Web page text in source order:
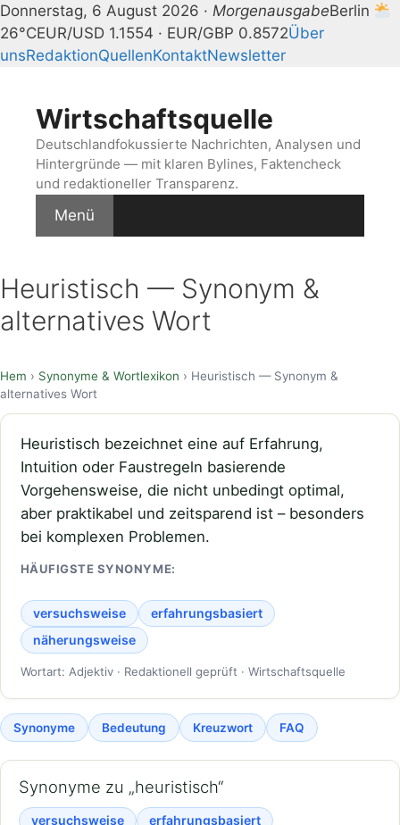
Donnerstag, 6 August 2026 · MorgenausgabeBerlin
26°CEUR/USD 1.1554 · EUR/GBP 0.8572Über
unsRedaktionQuellenKontaktNewsletter
springenWirtschaftsquelle
Deutschlandfokussierte Nachrichten, Analysen und
Hintergründe — mit klaren Bylines, Faktencheck
und redaktioneller Transparenz.
Menü
Heuristisch — Synonym &
alternatives Wort
Hem › Synonyme & Wortlexikon › Heuristisch — Synonym &
alternatives Wort
Heuristisch bezeichnet eine auf Erfahrung,
Intuition oder Faustregeln basierende
Vorgehensweise, die nicht unbedingt optimal,
aber praktikabel und zeitsparend ist – besonders
bei komplexen Problemen.
HÄUFIGSTE SYNONYME:
versuchsweise
erfahrungsbasiert
näherungsweise
Wortart: Adjektiv · Redaktionell geprüft · Wirtschaftsquelle
Synonyme Bedeutung Kreuzwort FAQ
Synonyme zu „heuristisch“
versuchsweise
erfahrungsbasiert